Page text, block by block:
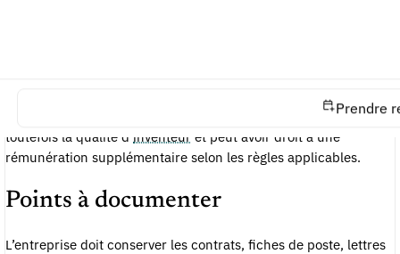
Prendre
du salarié, ou d’études et recherches explicitement confiées,
appartiennent en principe à l’employeur. Le salarié conserve
toutefois la qualité d’ inventeur et peut avoir droit à une
rémunération supplémentaire selon les règles applicables.
Points à documenter
L’entreprise doit conserver les contrats, fiches de poste, lettres